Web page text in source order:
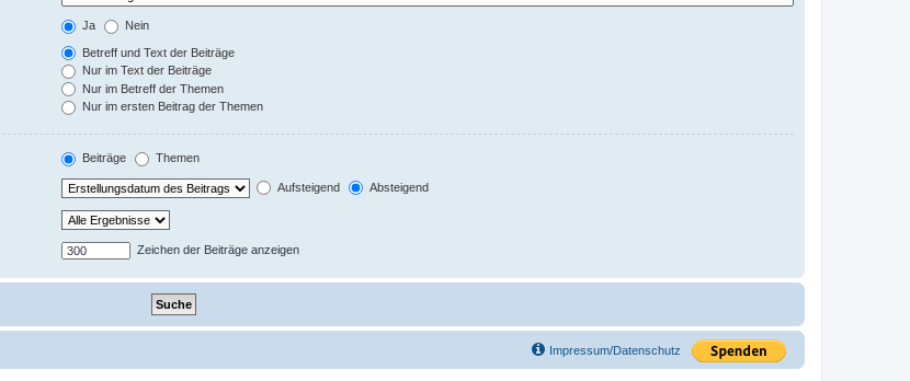
Ja Nein
Betreff und Text der Beiträge
Nur im Text der Beiträge
Nur im Betreff der Themen
Nur im ersten Beitrag der Themen
Beiträge Themen
Aufsteigend Absteigend
Zeichen der Beiträge anzeigen
Impressum/Datenschutz